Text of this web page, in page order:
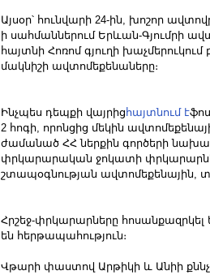
Այսօր՝ հունվարի 24-ին, խոշոր
ի սահմաններում Երևան-Գյումրի
հայտնի Հոռոմ գյուղի խաչմերուկում
մակնիշի ավտոմեքենաները։
Ինչպես դեպքի վայրից հայտնում է
2 հոգի, որոնցից մեկին
ժամանած ՀՀ ներքին գործերի
փրկարարական ջոկատի
շտապօգնության ավտոմեքենային,
Հրշեջ-փրկարարները
են հերթապահություն։
Վթարի փաստով Արթիկի և Անիի